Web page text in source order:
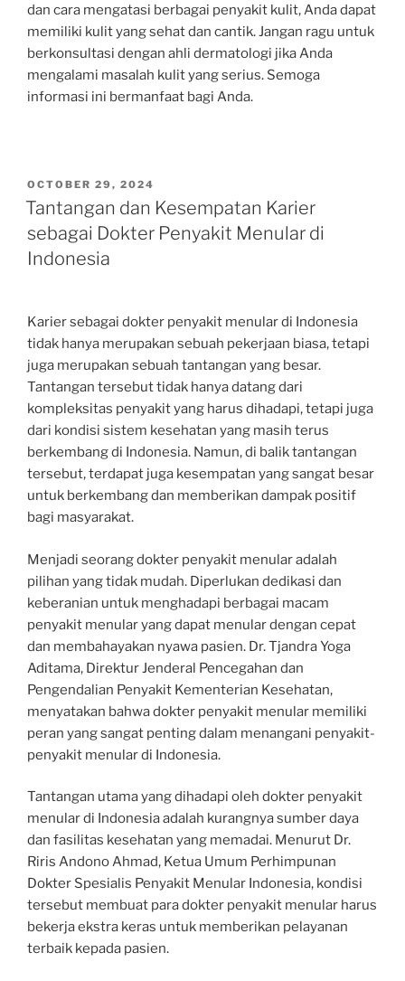
dan cara mengatasi berbagai penyakit kulit, Anda dapat
memiliki kulit yang sehat dan cantik. Jangan ragu untuk
berkonsultasi dengan ahli dermatologi jika Anda
mengalami masalah kulit yang serius. Semoga
informasi ini bermanfaat bagi Anda.
POSTED
ON
OCTOBER 29, 2024
Tantangan dan Kesempatan Karier
sebagai Dokter Penyakit Menular di
Indonesia
Karier sebagai dokter penyakit menular di Indonesia
tidak hanya merupakan sebuah pekerjaan biasa, tetapi
juga merupakan sebuah tantangan yang besar.
Tantangan tersebut tidak hanya datang dari
kompleksitas penyakit yang harus dihadapi, tetapi juga
dari kondisi sistem kesehatan yang masih terus
berkembang di Indonesia. Namun, di balik tantangan
tersebut, terdapat juga kesempatan yang sangat besar
untuk berkembang dan memberikan dampak positif
bagi masyarakat.
Menjadi seorang dokter penyakit menular adalah
pilihan yang tidak mudah. Diperlukan dedikasi dan
keberanian untuk menghadapi berbagai macam
penyakit menular yang dapat menular dengan cepat
dan membahayakan nyawa pasien. Dr. Tjandra Yoga
Aditama, Direktur Jenderal Pencegahan dan
Pengendalian Penyakit Kementerian Kesehatan,
menyatakan bahwa dokter penyakit menular memiliki
peran yang sangat penting dalam menangani penyakit-
penyakit menular di Indonesia.
Tantangan utama yang dihadapi oleh dokter penyakit
menular di Indonesia adalah kurangnya sumber daya
dan fasilitas kesehatan yang memadai. Menurut Dr.
Riris Andono Ahmad, Ketua Umum Perhimpunan
Dokter Spesialis Penyakit Menular Indonesia, kondisi
tersebut membuat para dokter penyakit menular harus
bekerja ekstra keras untuk memberikan pelayanan
terbaik kepada pasien.